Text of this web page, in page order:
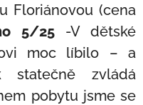
Floriánovou (cena
5/25 -V dětské
moc líbilo – a
statečně zvládá
pobytu jsme se